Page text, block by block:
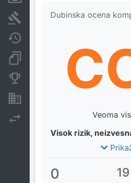
Sudski sporovi
Dokumenti i objave
Konkurentske kompanije
Dubinska ocena
Veoma
Visok rizik,
0 19